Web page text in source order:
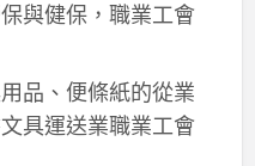
與健保，職業工會
品、便條紙的從業
具運送業職業工會